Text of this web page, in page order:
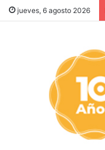
jueves, 6 agosto 2026